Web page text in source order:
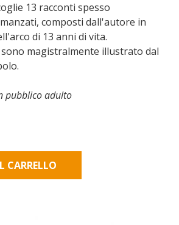
13 racconti spesso
composti dall'autore in
di 13 anni di vita.
magistralmente illustrato dal
pubblico adulto
CARRELLO